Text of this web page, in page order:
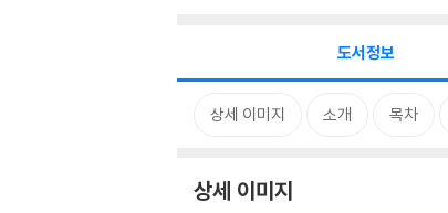
도서정보
상세 이미지 소개 목차
상세 이미지